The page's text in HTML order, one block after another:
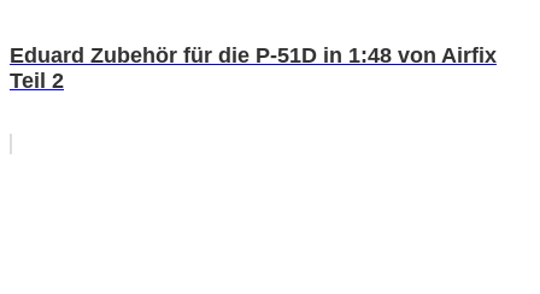
Eduard Zubehör für die P-51D in 1:48 von Airfix
Teil 2